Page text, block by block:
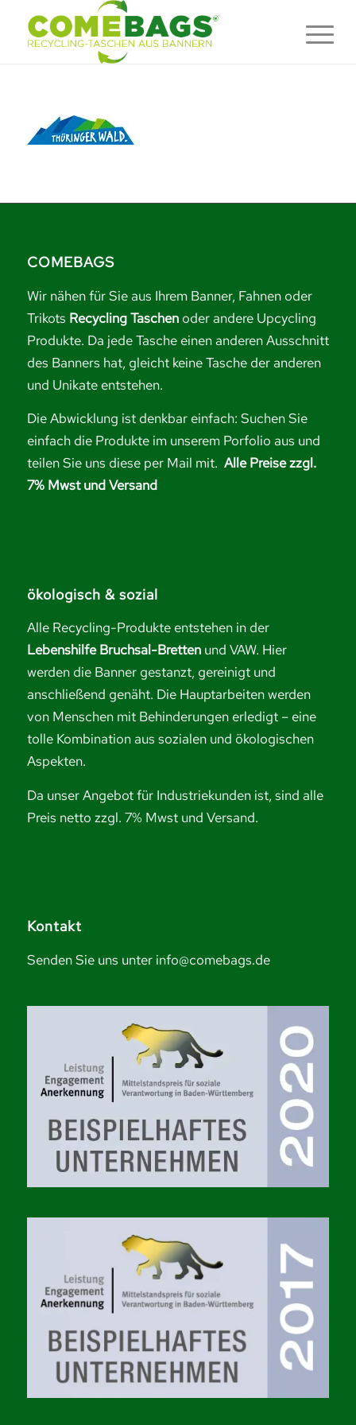
COMEBAGS
Wir nähen für Sie aus Ihrem Banner, Fahnen oder
Trikots Recycling Taschenoder andere Upcycling
Produkte. Da jede Tasche einen anderen Ausschnitt
des Banners hat, gleicht keine Tasche der anderen
und Unikate entstehen.
Die Abwicklung ist denkbar einfach: Suchen Sie
einfach die Produkte im unserem Porfolio aus und
teilen Sie uns diese per Mail mit. Alle Preise zzgl.
7% Mwst und Versand
ökologisch & sozial
Alle Recycling-Produkte entstehen in der
Lebenshilfe Bruchsal-Bretten und VAW. Hier
werden die Banner gestanzt, gereinigt und
anschließend genäht. Die Hauptarbeiten werden
von Menschen mit Behinderungen erledigt – eine
tolle Kombination aus sozialen und ökologischen
Aspekten.
Da unser Angebot für Industriekunden ist, sind alle
Preis netto zzgl. 7% Mwst und Versand.
Kontakt
Senden Sie uns unter info@comebags.de